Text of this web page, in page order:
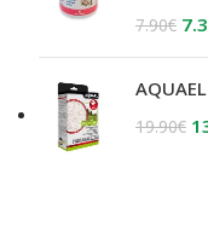
7.90€
19.90€